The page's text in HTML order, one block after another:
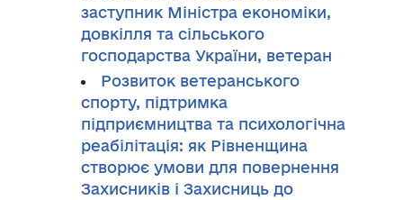
заступник Міністра економіки,
довкілля та сільського
господарства України, ветеран
Розвиток ветеранського
спорту, підтримка
підприємництва та психологічна
реабілітація: як Рівненщина
створює умови для повернення
Захисників і Захисниць до